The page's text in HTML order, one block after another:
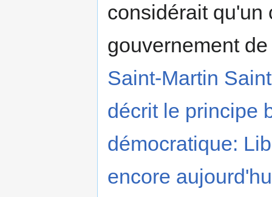
considérait qu'un
gouvernement
Saint-Martin
décrit le principe
démocratique:
encore